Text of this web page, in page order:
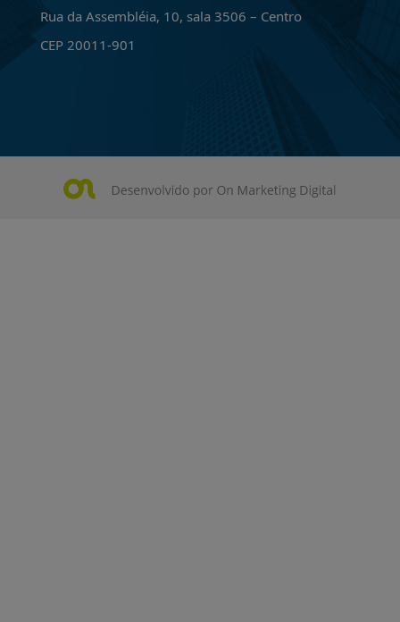
Rua da Assembléia, 10, sala 3506 – Centro
CEP 20011-901